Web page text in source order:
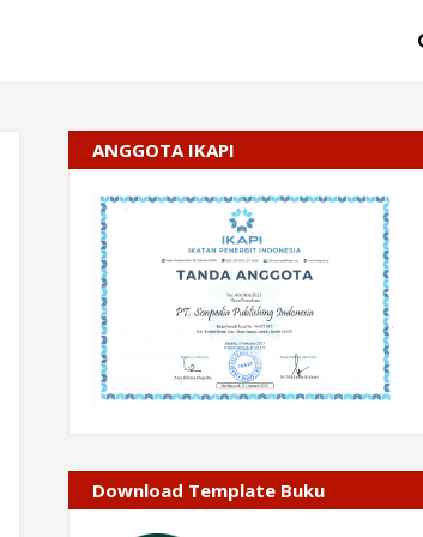
ANGGOTA IKAPI
Download Template Buku